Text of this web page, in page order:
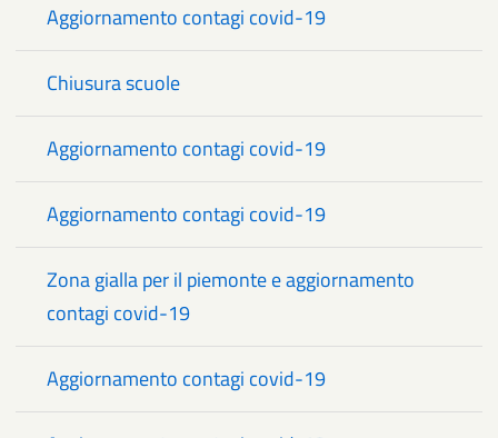
Aggiornamento contagi covid-19
Chiusura scuole
Aggiornamento contagi covid-19
Aggiornamento contagi covid-19
Zona gialla per il piemonte e aggiornamento
contagi covid-19
Aggiornamento contagi covid-19